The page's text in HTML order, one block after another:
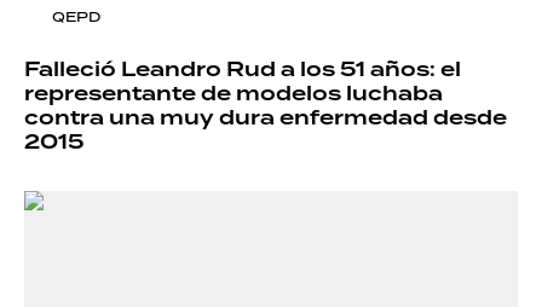
QEPD
Falleció Leandro Rud a los 51 años: el
representante de modelos luchaba
contra una muy dura enfermedad desde
2015